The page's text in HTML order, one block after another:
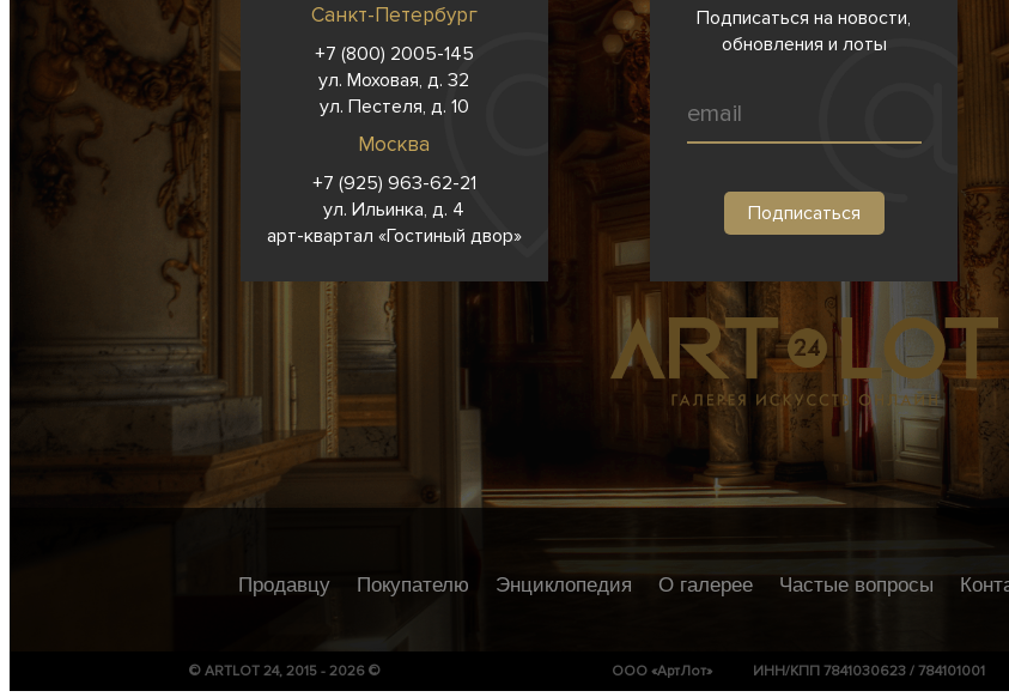
Санкт-Петербург
+7 (800) 2005-145
ул. Моховая, д. 32
ул. Пестеля, д. 10
Москва
+7 (925) 963-62-21
ул. Ильинка, д. 4
арт-квартал «Гостиный двор»
Подписаться на новости,
обновления и лоты
Продавцу Покупателю Энциклопедия О галерее Частые вопросы
© ARTLOT 24, 2015 - 2026 © ООО «АртЛот» ИНН/КПП 7841030623 / 784101001